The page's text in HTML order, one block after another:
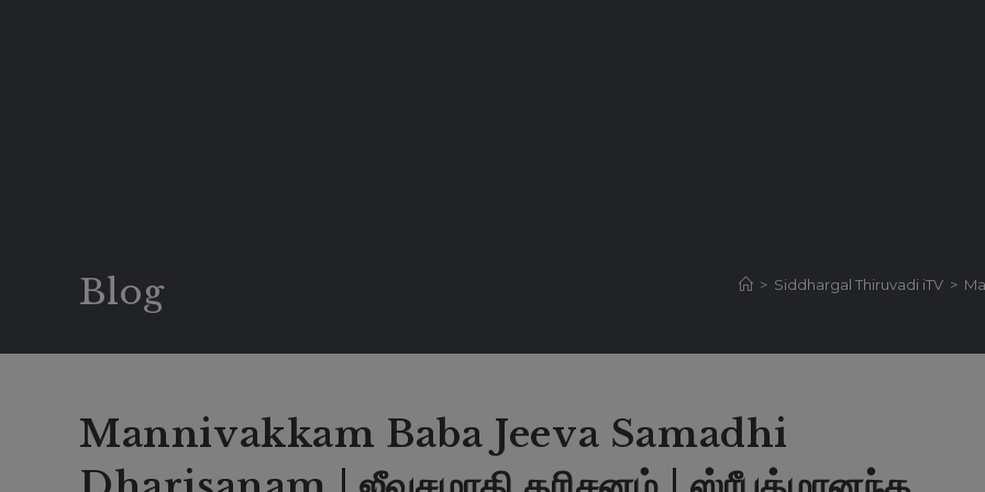
Blog > Siddhargal Thiruvadi iTV >
Mannivakkam Baba Jeeva Samadhi